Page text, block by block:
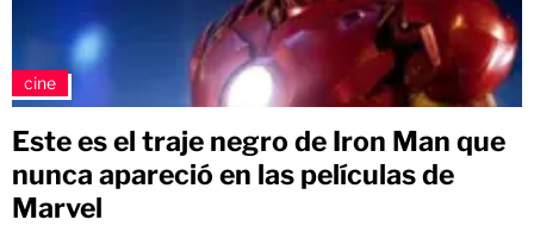
cine
Este es el traje negro de Iron Man que
nunca apareció en las películas de
Marvel